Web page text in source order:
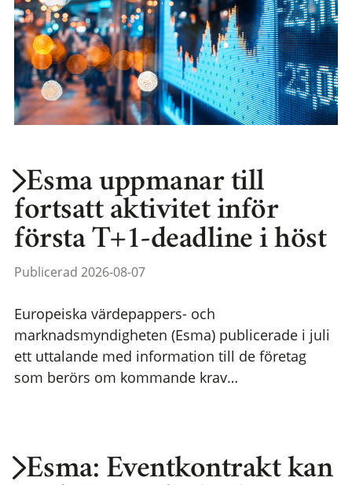
Esma uppmanar till
fortsatt aktivitet inför
första T+1-deadline i höst
Publicerad 2026-08-07
Europeiska värdepappers- och
marknadsmyndigheten (Esma) publicerade i juli
ett uttalande med information till de företag
som berörs om kommande krav…
Esma: Eventkontrakt kan